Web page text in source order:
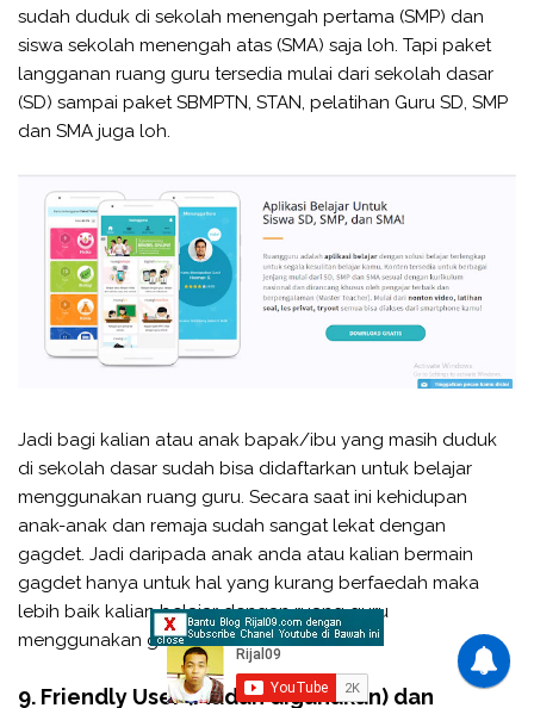
sudah duduk di sekolah menengah pertama (SMP) dan
siswa sekolah menengah atas (SMA) saja loh. Tapi paket
langganan ruang guru tersedia mulai dari sekolah dasar
(SD) sampai paket SBMPTN, STAN, pelatihan Guru SD, SMP
dan SMA juga loh.
Jadi bagi kalian atau anak bapak/ibu yang masih duduk
di sekolah dasar sudah bisa didaftarkan untuk belajar
menggunakan ruang guru. Secara saat ini kehidupan
anak-anak dan remaja sudah sangat lekat dengan
gagdet. Jadi daripada anak anda atau kalian bermain
gagdet hanya untuk hal yang kurang berfaedah maka
lebih baik kalian belajar dengan ruang guru
menggunakan gagdet kalian.
9. Friendly User (Mudah digunakan) dan